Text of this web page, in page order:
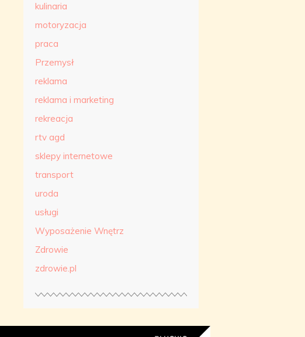
kulinaria
motoryzacja
praca
Przemysł
reklama
reklama i marketing
rekreacja
rtv agd
sklepy internetowe
transport
uroda
usługi
Wyposażenie Wnętrz
Zdrowie
zdrowie.pl